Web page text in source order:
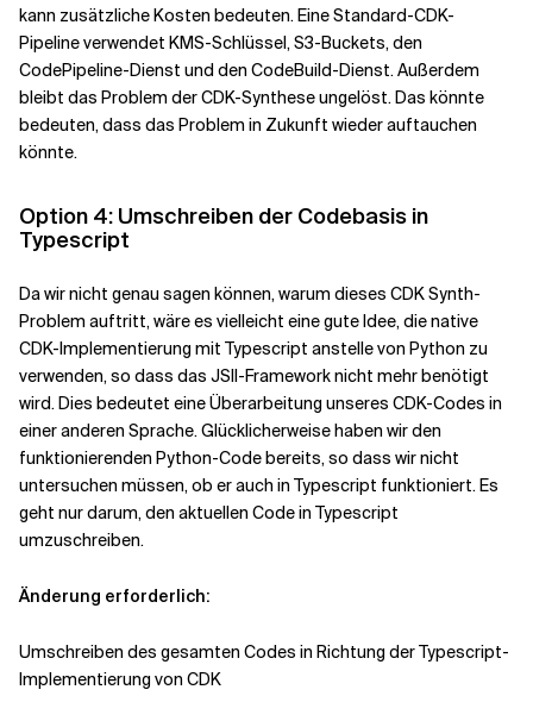
kann zusätzliche Kosten bedeuten. Eine Standard-CDK-
Pipeline verwendet KMS-Schlüssel, S3-Buckets, den
CodePipeline-Dienst und den CodeBuild-Dienst. Außerdem
bleibt das Problem der CDK-Synthese ungelöst. Das könnte
bedeuten, dass das Problem in Zukunft wieder auftauchen
könnte.
Option 4: Umschreiben der Codebasis in
Typescript
Da wir nicht genau sagen können, warum dieses CDK Synth-
Problem auftritt, wäre es vielleicht eine gute Idee, die native
CDK-Implementierung mit Typescript anstelle von Python zu
verwenden, so dass das JSII-Framework nicht mehr benötigt
wird. Dies bedeutet eine Überarbeitung unseres CDK-Codes in
einer anderen Sprache. Glücklicherweise haben wir den
funktionierenden Python-Code bereits, so dass wir nicht
untersuchen müssen, ob er auch in Typescript funktioniert. Es
geht nur darum, den aktuellen Code in Typescript
umzuschreiben.
Änderung erforderlich:
Umschreiben des gesamten Codes in Richtung der Typescript-
Implementierung von CDK